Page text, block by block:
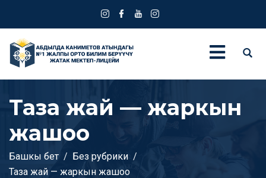
Таза жай — жаркын
жашоо
Башкы бет
Без рубрики
Таза жай — жаркын жашоо